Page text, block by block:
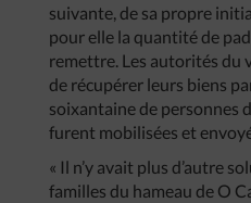
suivante, de sa propre
pour elle la quantité de
remettre. Les autorités du
de récupérer leurs biens
soixantaine de personnes
furent mobilisées et
« Il n’y avait plus d’autre
familles du hameau de O